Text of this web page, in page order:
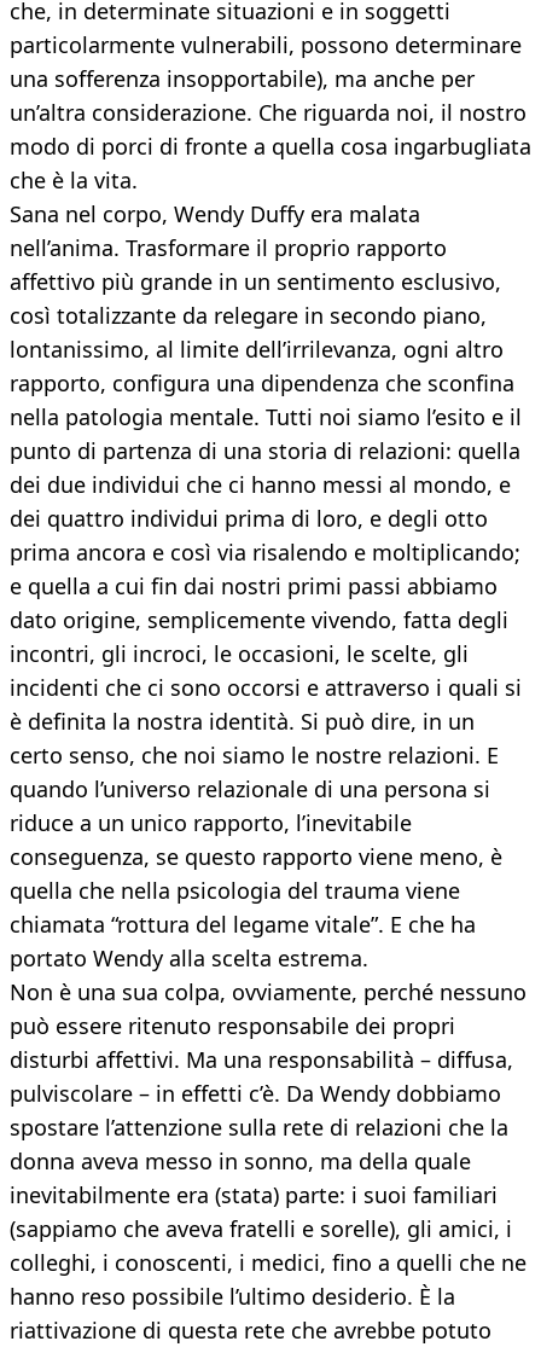
che, in determinate situazioni e in soggetti
particolarmente vulnerabili, possono determinare
una sofferenza insopportabile), ma anche per
un’altra considerazione. Che riguarda noi, il nostro
modo di porci di fronte a quella cosa ingarbugliata
che è la vita.
Sana nel corpo, Wendy Duffy era malata
nell’anima. Trasformare il proprio rapporto
affettivo più grande in un sentimento esclusivo,
così totalizzante da relegare in secondo piano,
lontanissimo, al limite dell’irrilevanza, ogni altro
rapporto, configura una dipendenza che sconfina
nella patologia mentale. Tutti noi siamo l’esito e il
punto di partenza di una storia di relazioni: quella
dei due individui che ci hanno messi al mondo, e
dei quattro individui prima di loro, e degli otto
prima ancora e così via risalendo e moltiplicando;
e quella a cui fin dai nostri primi passi abbiamo
dato origine, semplicemente vivendo, fatta degli
incontri, gli incroci, le occasioni, le scelte, gli
incidenti che ci sono occorsi e attraverso i quali si
è definita la nostra identità. Si può dire, in un
certo senso, che noi siamo le nostre relazioni. E
quando l’universo relazionale di una persona si
riduce a un unico rapporto, l’inevitabile
conseguenza, se questo rapporto viene meno, è
quella che nella psicologia del trauma viene
chiamata “rottura del legame vitale”. E che ha
portato Wendy alla scelta estrema.
Non è una sua colpa, ovviamente, perché nessuno
può essere ritenuto responsabile dei propri
disturbi affettivi. Ma una responsabilità – diffusa,
pulviscolare – in effetti c’è. Da Wendy dobbiamo
spostare l’attenzione sulla rete di relazioni che la
donna aveva messo in sonno, ma della quale
inevitabilmente era (stata) parte: i suoi familiari
(sappiamo che aveva fratelli e sorelle), gli amici, i
colleghi, i conoscenti, i medici, fino a quelli che ne
hanno reso possibile l’ultimo desiderio. È la
riattivazione di questa rete che avrebbe potuto